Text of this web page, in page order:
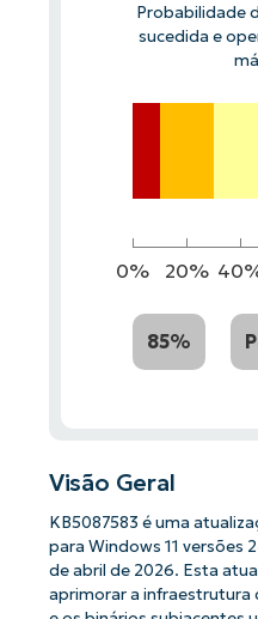
Probabilidade
sucedida e
0% 20%
85%
Visão Geral
KB5087583 é uma
para Windows 11 versões
de abril de 2026. Esta
aprimorar a infraestrutura